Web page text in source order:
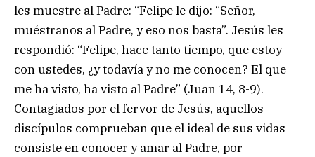
les muestre al Padre: “Felipe le dijo: “Señor,
muéstranos al Padre, y eso nos basta”. Jesús les
respondió: “Felipe, hace tanto tiempo, que estoy
con ustedes, ¿y todavía y no me conocen? El que
me ha visto, ha visto al Padre” (Juan 14, 8-9).
Contagiados por el fervor de Jesús, aquellos
discípulos comprueban que el ideal de sus vidas
consiste en conocer y amar al Padre, por